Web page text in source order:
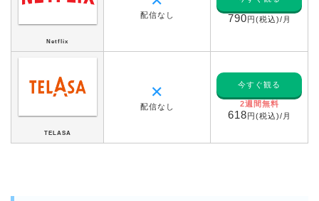
Netflix
配信なし 790円(税込)/月
TELASA
✕
配信なし
今すぐ観る
2週間無料
618円(税込)/月